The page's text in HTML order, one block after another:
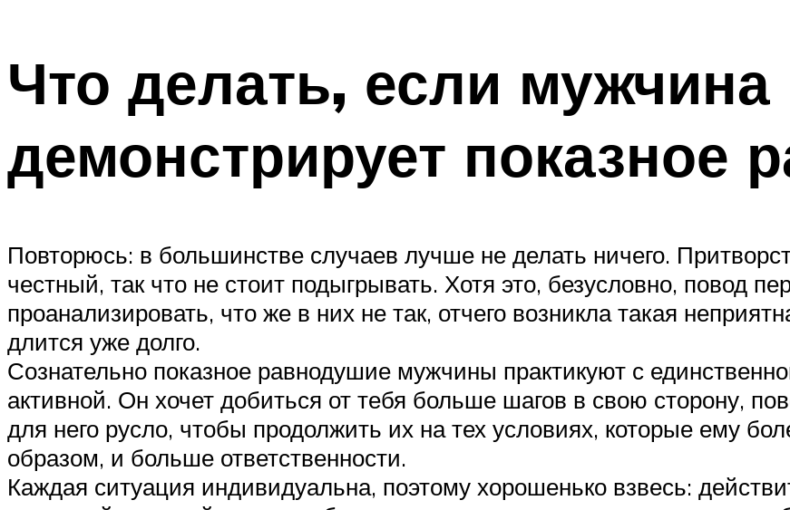
Что делать, если мужчина
демонстрирует показное
Повторюсь: в большинстве случаев лучше не делать ничего.
честный, так что не стоит подыгрывать. Хотя это, безусловно, повод
проанализировать, что же в них не так, отчего возникла такая
длится уже долго.
Сознательно показное равнодушие мужчины практикуют с
активной. Он хочет добиться от тебя больше шагов в свою сторону,
для него русло, чтобы продолжить их на тех условиях, которые ему
образом, и больше ответственности.
Каждая ситуация индивидуальна, поэтому хорошенько взвесь: